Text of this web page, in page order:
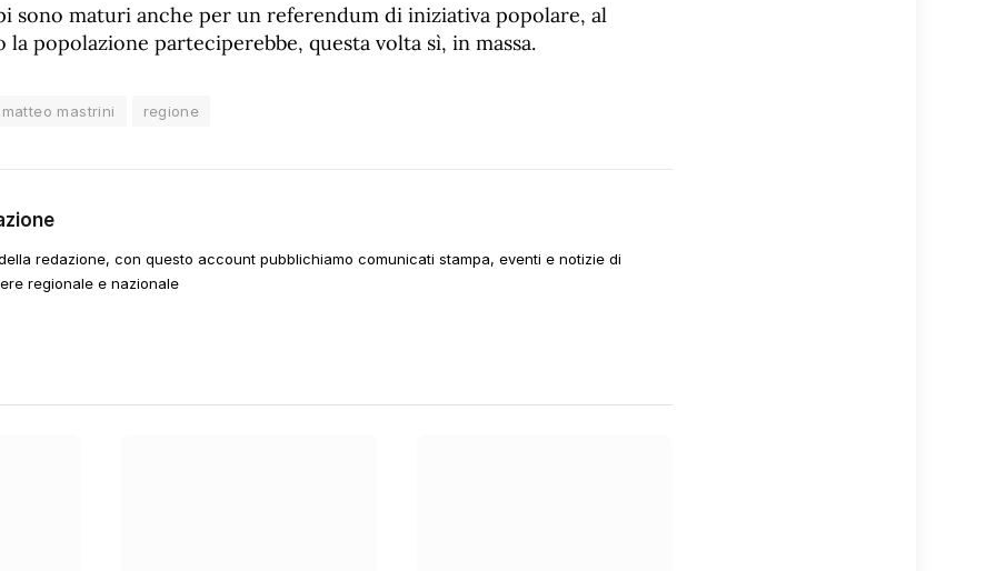
sono maturi anche per un referendum di iniziativa popolare, al
la popolazione parteciperebbe, questa volta sì, in massa.
matteo mastrini regione
redazione, con questo account pubblichiamo comunicati stampa, eventi e notizie di
regionale e nazionale